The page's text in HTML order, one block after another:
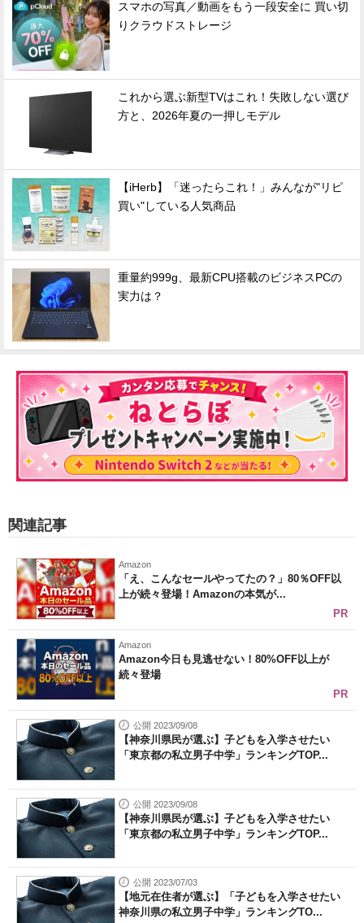
スマホの写真／動画をもう一段安全に 買い切
りクラウドストレージ
これから選ぶ新型TVはこれ！失敗しない選び
方と、2026年夏の一押しモデル
【iHerb】「迷ったらこれ！」みんなが"リピ
買い"している人気商品
重量約999g、最新CPU搭載のビジネスPCの
実力は？
関連記事
Amazon
「え、こんなセールやってたの？」80％OFF以
上が続々登場！Amazonの本気が...
PR
Amazon
Amazon今日も見逃せない！80%OFF以上が
続々登場
PR
公開 2023/09/08
【神奈川県民が選ぶ】子どもを入学させたい
「東京都の私立男子中学」ランキングTOP...
公開 2023/09/08
【神奈川県民が選ぶ】子どもを入学させたい
「東京都の私立男子中学」ランキングTOP...
公開 2023/07/03
【地元在住者が選ぶ】「子どもを入学させたい
神奈川県の私立男子中学」ランキングTO...